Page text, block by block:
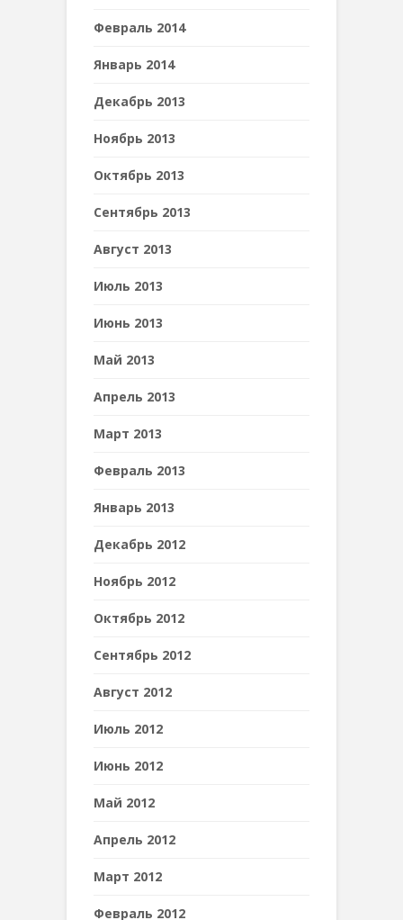
Февраль 2014
Январь 2014
Декабрь 2013
Ноябрь 2013
Октябрь 2013
Сентябрь 2013
Август 2013
Июль 2013
Июнь 2013
Май 2013
Апрель 2013
Март 2013
Февраль 2013
Январь 2013
Декабрь 2012
Ноябрь 2012
Октябрь 2012
Сентябрь 2012
Август 2012
Июль 2012
Июнь 2012
Май 2012
Апрель 2012
Март 2012
Февраль 2012